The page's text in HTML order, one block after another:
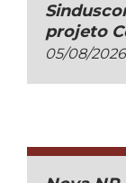
projeto
05/08/2026